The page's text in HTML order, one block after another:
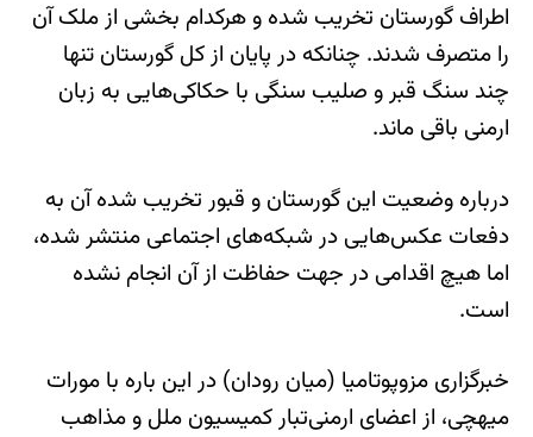
اطراف گورستان تخریب شده و هرکدام بخشی از ملک آن
را متصرف شدند. چنانکه در پایان از کل گورستان تنها
چند سنگ قبر و صلیب سنگی با حکاکی‌هایی به زبان
ارمنی باقی ماند.
درباره وضعیت این گورستان و قبور تخریب شده آن به
دفعات عکس‌هایی در شبکه‌های اجتماعی منتشر شده،
اما هیچ اقدامی در جهت حفاظت از آن انجام نشده
است.
خبرگزاری مزوپوتامیا (میان رودان) در این باره با مورات
میهچی، از اعضای ارمنی‌تبار کمیسیون ملل و مذاهب